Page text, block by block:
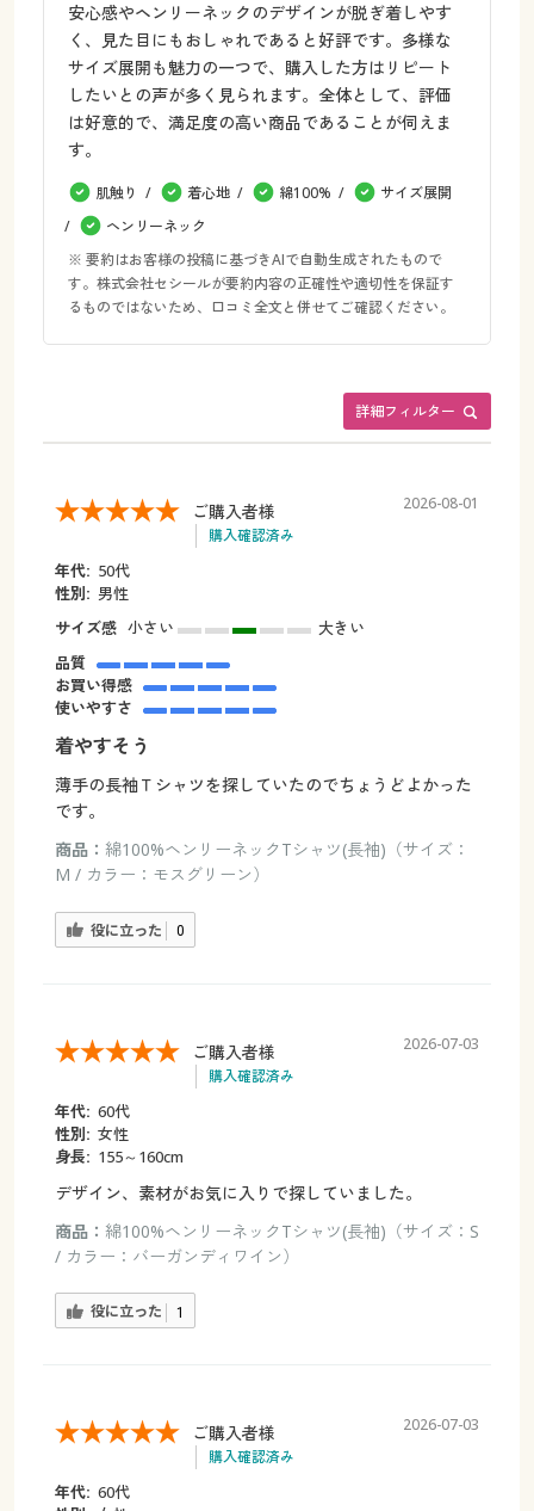
安心感やヘンリーネックのデザインが脱ぎ着しやす
く、見た目にもおしゃれであると好評です。多様な
サイズ展開も魅力の一つで、購入した方はリピート
したいとの声が多く見られます。全体として、評価
は好意的で、満足度の高い商品であることが伺えま
す。
肌触り 着心地 綿100%
サイズ展開
ヘンリーネック
※ 要約はお客様の投稿に基づきAIで自動生成されたもので
す。株式会社セシールが要約内容の正確性や適切性を保証す
るものではないため、口コミ全文と併せてご確認ください。
詳細フィルター
ご購入者様
購入確認済み
2026-08-01
年代: 50代
性別: 男性
サイズ感 小さい
大きい
品質
お買い得感
使いやすさ
着やすそう
薄手の長袖Ｔシャツを探していたのでちょうどよかった
です。
商品： 綿100%ヘンリーネックTシャツ(長袖)（サイズ：
M / カラー：モスグリーン）
役に立った 0
ご購入者様
購入確認済み
2026-07-03
年代: 60代
性別: 女性
身長: 155～160cm
デザイン、素材がお気に入りで探していました。
商品： 綿100%ヘンリーネックTシャツ(長袖)（サイズ：S
/ カラー：バーガンディワイン）
役に立った 1
ご購入者様
購入確認済み
2026-07-03
年代: 60代